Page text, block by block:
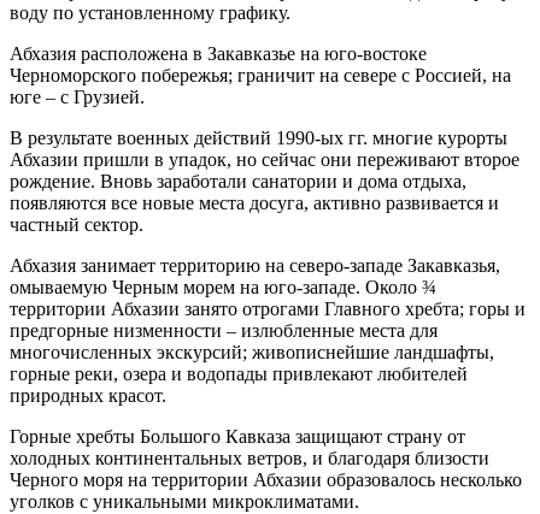
воду по установленному графику.
Абхазия расположена в Закавказье на юго-востоке
Черноморского побережья; граничит на севере с Россией, на
юге – с Грузией.
В результате военных действий 1990-ых гг. многие курорты
Абхазии пришли в упадок, но сейчас они переживают второе
рождение. Вновь заработали санатории и дома отдыха,
появляются все новые места досуга, активно развивается и
частный сектор.
Абхазия занимает территорию на северо-западе Закавказья,
омываемую Черным морем на юго-западе. Около ¾
территории Абхазии занято отрогами Главного хребта; горы и
предгорные низменности – излюбленные места для
многочисленных экскурсий; живописнейшие ландшафты,
горные реки, озера и водопады привлекают любителей
природных красот.
Горные хребты Большого Кавказа защищают страну от
холодных континентальных ветров, и благодаря близости
Черного моря на территории Абхазии образовалось несколько
уголков с уникальными микроклиматами.